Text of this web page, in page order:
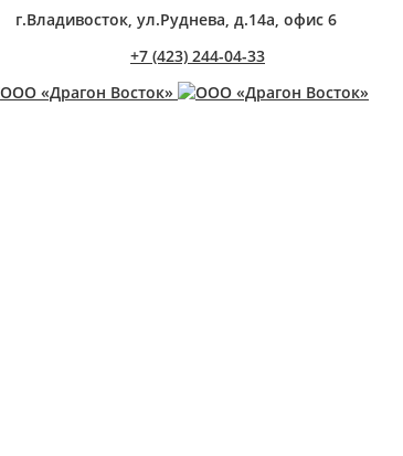
г.Владивосток, ул.Руднева, д.14а, офис 6
+7 (423) 244-04-33